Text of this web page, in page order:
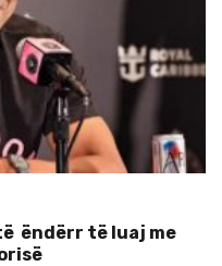
ëndërr të luaj me